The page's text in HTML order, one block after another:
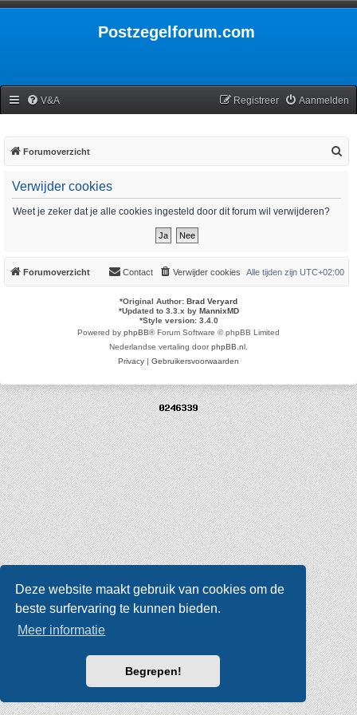
Deze website maakt gebruik van cookies om de
beste surfervaring te kunnen bieden.
Meer informatie
Begrepen!
Postzegelforum.com
V&A Aanmelden
Registreer
Forumoverzicht
Verwijder cookies
Weet je zeker dat je alle cookies ingesteld door dit forum wil verwijderen?
Forumoverzicht Alle tijden zijn UTC+02:00
Verwijder cookies
Contact
*Original Author: Brad Veryard
*Updated to 3.3.x by MannixMD
*Style version: 3.4.0
Powered by phpBB® Forum Software © phpBB Limited
Nederlandse vertaling doorphpBB.nl
Privacy | Gebruikersvoorwaarden